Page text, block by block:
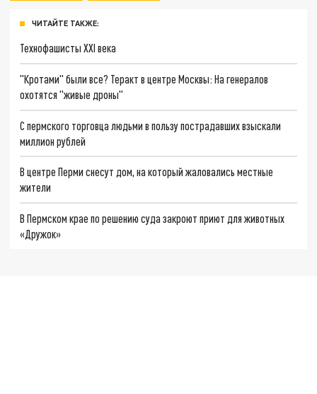
ЧИТАЙТЕ ТАКЖЕ:
Технофашисты XXI века
"Кротами" были все? Теракт в центре Москвы: На генералов
охотятся "живые дроны"
С пермского торговца людьми в пользу пострадавших взыскали
миллион рублей
В центре Перми снесут дом, на который жаловались местные
жители
В Пермском крае по решению суда закроют приют для животных
«Дружок»